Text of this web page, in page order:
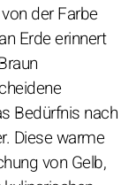
der Farbe
Erde erinnert
Bedürfnis nach
Diese warme
von Gelb,